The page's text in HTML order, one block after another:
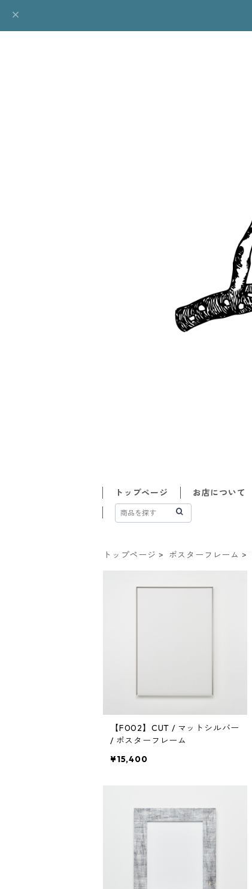
トップページ お店について
トップページ ポスターフレーム
【F002】CUT / マットシルバー
/ ポスターフレーム
¥15,400